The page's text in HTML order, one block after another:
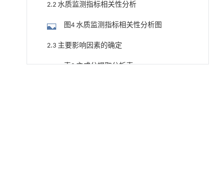
2.2 水质监测指标相关性分析
图4 水质监测指标相关性分析图
2.3 主要影响因素的确定
表3 主成分提取分析表